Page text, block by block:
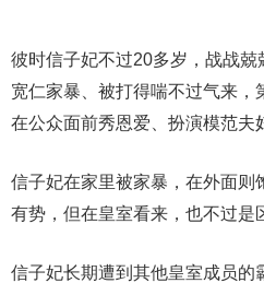
彼时信子妃不过20多岁，战战
宽仁家暴、被打得喘不过气来，
在公众面前秀恩爱、扮演模范夫
信子妃在家里被家暴，在外面则
有势，但在皇室看来，也不过是
信子妃长期遭到其他皇室成员的